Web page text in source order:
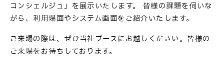
コンシェルジュ」を展示いたします。 皆様の課題を伺いな
がら、利用場面やシステム画面をご紹介いたします。
ご来場の際は、ぜひ当社ブースにお越しください。皆様の
ご来場をお待ちしております。